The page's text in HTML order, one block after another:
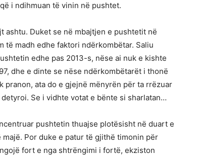
i ndihmuan të vinin në pushtet.
ashtu. Duket se në mbajtjen e pushtetit në
të madh edhe faktori ndërkombëtar. Saliu
edhe pas 2013-s, nëse ai nuk e kishte
dhe e dinte se nëse ndërkombëtarët i thonë
pranon, ata do e gjejnë mënyrën për ta rrëzuar
Se i vidhte votat e bënte si sharlatan…
pushtetin thuajse plotësisht në duart e
Por duke e patur të gjithë timonin për
fort e nga shtrëngimi i fortë, ekziston